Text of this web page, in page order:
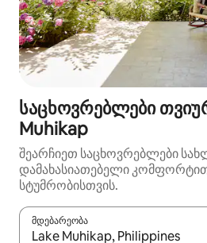
საცხოვრებლები
Muhikap
შეარჩიეთ საცხოვრებლები
დამახასიათებელი
სტუმრობისთვის.
მდებარეობა
როცა შედეგები ხელმისაწვდომი